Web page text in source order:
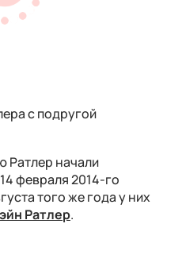
с подругой
Ратлер начали
февраля 2014-го
того же года у них
Ратлер.